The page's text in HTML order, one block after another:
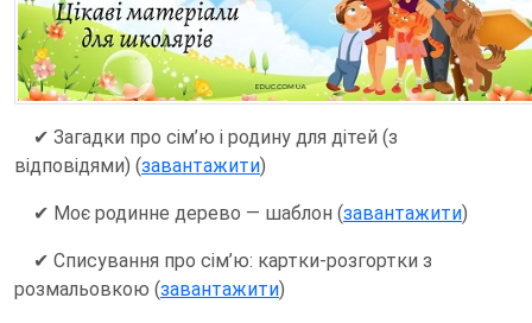
✔ Загадки про сім’ю і родину для дітей (з
відповідями) (завантажити)
✔ Моє родинне дерево — шаблон (завантажити)
✔ Списування про сім’ю: картки-розгортки з
розмальовкою (завантажити)